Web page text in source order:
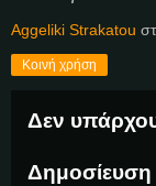
Aggeliki Strakatou
Κοινή χρήση
Δεν
Δημοσίευση